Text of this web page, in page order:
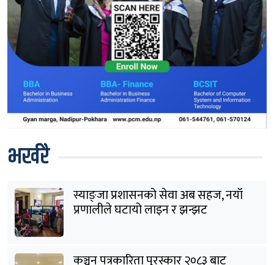
भर्खरै
स्याङ्जा प्रशासनको सेवा अब सहज, नयाँ
प्रणालीले घटायो लाइन र झन्झट
कञ्चन पत्रकारिता पुरस्कार २०८३ बाट